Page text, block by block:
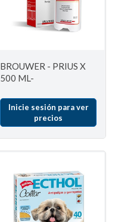
BROUWER - PRIUS X
500 ML-
Inicie sesión para ver
precios